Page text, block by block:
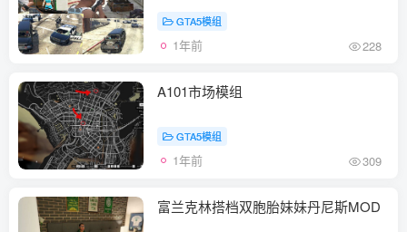
GTA5模组
1年前 228
A101市场模组
GTA5模组
1年前 309
富兰克林搭档双胞胎妹妹丹尼斯MOD